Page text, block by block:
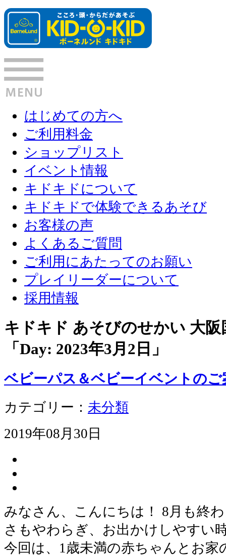
はじめての方へ
ご利用料金
ショップリスト
イベント情報
キドキドについて
キドキドで体験できるあそび
お客様の声
よくあるご質問
ご利用にあたってのお願い
プレイリーダーについて
採用情報
キドキド あそびのせかい 大
「Day: 2023年3月2日 」
ベビーパス＆ベビーイベントのご
カテゴリー： 未分類
2019年08月30日
みなさん、こんにちは！ 8月も終
さもやわらぎ、お出かけしやすい
今回は、1歳未満の赤ちゃんとお